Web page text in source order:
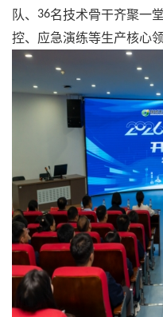
队、 36名技术骨干齐聚一
控、应急演练等生产核心